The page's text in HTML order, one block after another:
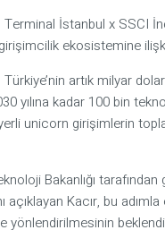
Terminal İstanbul x SSCI
ekosistemine
Türkiye’nin artık milyar
yılına kadar 100 bin
unicorn girişimlerin
Bakanlığı tarafından
açıklayan Kacır, bu
yönlendirilmesinin